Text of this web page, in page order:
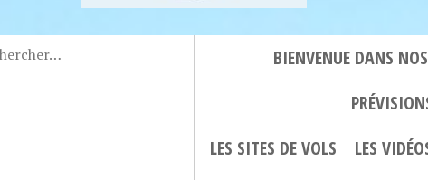
BIENVENUE DANS
LES SITES DE VOLS
LES